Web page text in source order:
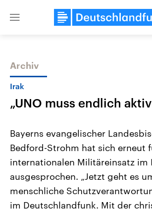
Close
Themen
Landtagswahl Sachsen-Anhalt
2026
Alle Informationen
Sachsen-Anhalt wählt am 6.
September 2026 einen neuen
Archiv
Irak
„UNO muss endlich
Bayerns evangelischer
Bedford-Strohm hat sich erneut
internationalen Militäreinsatz im
ausgesprochen. „Jetzt geht es
menschliche
im Deutschlandfunk. Mit der